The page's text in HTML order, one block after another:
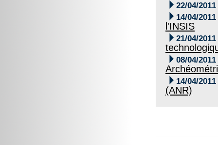
 22/04/2011
 14/04/2011
l'INSIS
 21/04/2011
 08/04/2011
 14/04/2011
(ANR)